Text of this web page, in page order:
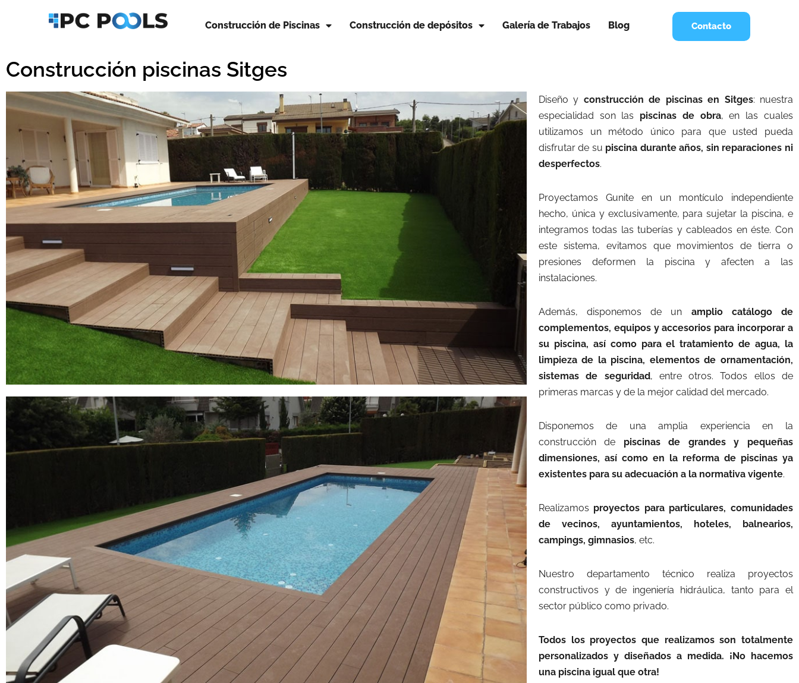
contenido
Construcción de Piscinas Construcción de depósitos Galería de Trabajos Blog Contacto
Construcción piscinas Sitges
Diseño y construcción de piscinas en Sitges: nuestra
especialidad son las piscinas de obra, en las cuales
utilizamos un método único para que usted pueda
disfrutar de su piscina durante años, sin reparaciones ni
desperfectos.
Proyectamos Gunite en un montículo independiente
hecho, única y exclusivamente, para sujetar la piscina, e
integramos todas las tuberías y cableados en éste. Con
este sistema, evitamos que movimientos de tierra o
presiones deformen la piscina y afecten a las
instalaciones.
Además, disponemos de un amplio catálogo de
complementos, equipos y accesorios para incorporar a
su piscina, así como para el tratamiento de agua, la
limpieza de la piscina, elementos de ornamentación,
sistemas de seguridad, entre otros. Todos ellos de
primeras marcas y de la mejor calidad del mercado.
Disponemos de una amplia experiencia en la
construcción de piscinas de grandes y pequeñas
dimensiones, así como en la reforma de piscinas ya
existentes para su adecuación a la normativa vigente.
Realizamos proyectos para particulares, comunidades
de vecinos, ayuntamientos, hoteles, balnearios,
campings, gimnasios, etc.
Nuestro departamento técnico realiza proyectos
constructivos y de ingeniería hidráulica, tanto para el
sector público como privado.
Todos los proyectos que realizamos son totalmente
personalizados y diseñados a medida. ¡No hacemos
una piscina igual que otra!